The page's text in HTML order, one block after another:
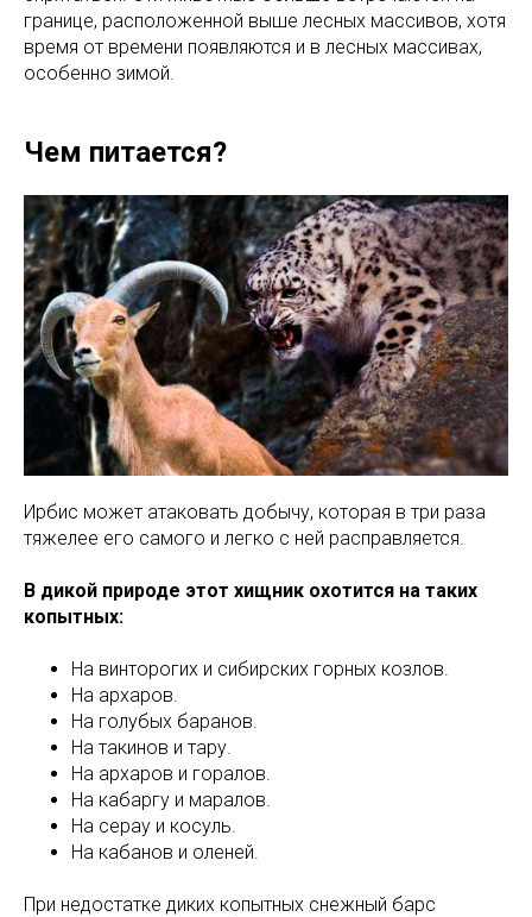
границе, расположенной выше лесных массивов, хотя
время от времени появляются и в лесных массивах,
особенно зимой.
Чем питается?
Ирбис может атаковать добычу, которая в три раза
тяжелее его самого и легко с ней расправляется.
В дикой природе этот хищник охотится на таких
копытных:
На винторогих и сибирских горных козлов.
На архаров.
На голубых баранов.
На такинов и тару.
На архаров и горалов.
На кабаргу и маралов.
На серау и косуль.
На кабанов и оленей.
При недостатке диких копытных снежный барс